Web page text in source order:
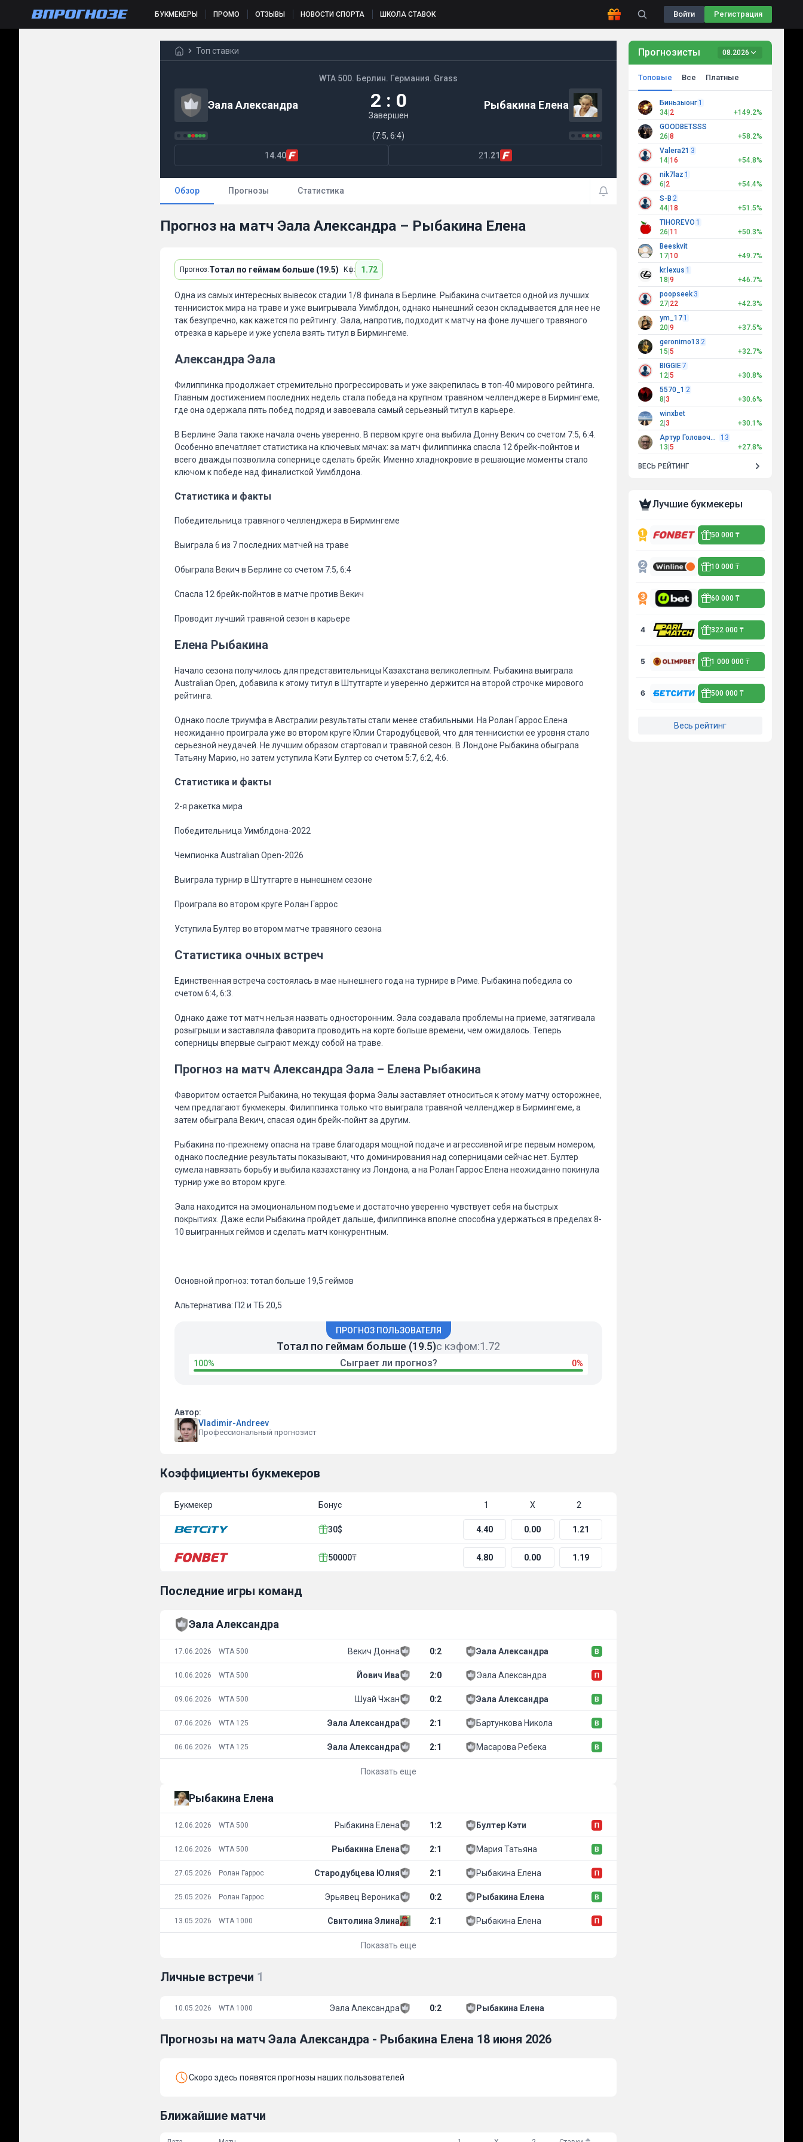
БУКМЕКЕРЫ ПРОМО ОТЗЫВЫ НОВОСТИ СПОРТА ШКОЛА СТАВОК Войти Регистрация
Топ ставки
WTA 500. Берлин. Германия. Grass
Эала Александра 2 : 0
Завершен
Рыбакина Елена
(7:5, 6:4)
1 4.40 21.21
Обзор Прогнозы Статистика
Прогноз на матч Эала Александра – Рыбакина Елена
Прогноз:Тотал по геймам больше (19.5) Кф: 1.72
Одна из самых интересных вывесок стадии 1/8 финала в Берлине. Рыбакина считается одной из лучших
теннисисток мира на траве и уже выигрывала Уимблдон, однако нынешний сезон складывается для нее не
так безупречно, как кажется по рейтингу. Эала, напротив, подходит к матчу на фоне лучшего травяного
отрезка в карьере и уже успела взять титул в Бирмингеме.
Александра Эала
Филиппинка продолжает стремительно прогрессировать и уже закрепилась в топ-40 мирового рейтинга.
Главным достижением последних недель стала победа на крупном травяном челленджере в Бирмингеме,
где она одержала пять побед подряд и завоевала самый серьезный титул в карьере.
В Берлине Эала также начала очень уверенно. В первом круге она выбила Донну Векич со счетом 7:5, 6:4.
Особенно впечатляет статистика на ключевых мячах: за матч филиппинка спасла 12 брейк-пойнтов и
всего дважды позволила сопернице сделать брейк. Именно хладнокровие в решающие моменты стало
ключом к победе над финалисткой Уимблдона.
Статистика и факты
Победительница травяного челленджера в Бирмингеме
Выиграла 6 из 7 последних матчей на траве
Обыграла Векич в Берлине со счетом 7:5, 6:4
Спасла 12 брейк-пойнтов в матче против Векич
Проводит лучший травяной сезон в карьере
Елена Рыбакина
Начало сезона получилось для представительницы Казахстана великолепным. Рыбакина выиграла
Australian Open, добавила к этому титул в Штутгарте и уверенно держится на второй строчке мирового
рейтинга.
Однако после триумфа в Австралии результаты стали менее стабильными. На Ролан Гаррос Елена
неожиданно проиграла уже во втором круге Юлии Стародубцевой, что для теннисистки ее уровня стало
серьезной неудачей. Не лучшим образом стартовал и травяной сезон. В Лондоне Рыбакина обыграла
Татьяну Марию, но затем уступила Кэти Бултер со счетом 5:7, 6:2, 4:6.
Статистика и факты
2-я ракетка мира
Победительница Уимблдона-2022
Чемпионка Australian Open-2026
Выиграла турнир в Штутгарте в нынешнем сезоне
Проиграла во втором круге Ролан Гаррос
Уступила Бултер во втором матче травяного сезона
Статистика очных встреч
Единственная встреча состоялась в мае нынешнего года на турнире в Риме. Рыбакина победила со
счетом 6:4, 6:3.
Однако даже тот матч нельзя назвать односторонним. Эала создавала проблемы на приеме, затягивала
розыгрыши и заставляла фаворита проводить на корте больше времени, чем ожидалось. Теперь
соперницы впервые сыграют между собой на траве.
Прогноз на матч Александра Эала – Елена Рыбакина
Фаворитом остается Рыбакина, но текущая форма Эалы заставляет относиться к этому матчу осторожнее,
чем предлагают букмекеры. Филиппинка только что выиграла травяной челленджер в Бирмингеме, а
затем обыграла Векич, спасая один брейк-пойнт за другим.
Рыбакина по-прежнему опасна на траве благодаря мощной подаче и агрессивной игре первым номером,
однако последние результаты показывают, что доминирования над соперницами сейчас нет. Бултер
сумела навязать борьбу и выбила казахстанку из Лондона, а на Ролан Гаррос Елена неожиданно покинула
турнир уже во втором круге.
Эала находится на эмоциональном подъеме и достаточно уверенно чувствует себя на быстрых
покрытиях. Даже если Рыбакина пройдет дальше, филиппинка вполне способна удержаться в пределах 8-
10 выигранных геймов и сделать матч конкурентным.
Основной прогноз: тотал больше 19,5 геймов
Альтернатива: П2 и ТБ 20,5
ПРОГНОЗ ПОЛЬЗОВАТЕЛЯ
Тотал по геймам больше (19.5)с кэфом:1.72
100% Сыграет ли прогноз? 0%
Автор:
Vladimir-Andreev
Профессиональный прогнозист
Коэффициенты букмекеров
Букмекер Бонус 1 Х 2
30$ 4.40 0.00 1.21
50000₸ 4.80 0.00 1.19
Последние игры команд
Эала Александра
17.06.2026 WTA 500 Векич Донна 0:2 Эала Александра
10.06.2026 WTA 500 Йович Ива 2:0 Эала Александра
09.06.2026 WTA 500 Шуай Чжан 0:2 Эала Александра
07.06.2026 WTA 125 Эала Александра 2:1 Бартункова Никола
06.06.2026 WTA 125 Эала Александра 2:1 Масарова Ребека
Показать еще
Рыбакина Елена
12.06.2026 WTA 500 Рыбакина Елена 1:2 Бултер Кэти
12.06.2026 WTA 500 Рыбакина Елена 2:1 Мария Татьяна
27.05.2026 Ролан Гаррос Стародубцева Юлия 2:1 Рыбакина Елена
25.05.2026 Ролан Гаррос Эрьявец Вероника 0:2 Рыбакина Елена
13.05.2026 WTA 1000 Свитолина Элина 2:1 Рыбакина Елена
Показать еще
Личные встречи 1
10.05.2026 WTA 1000 Эала Александра 0:2 Рыбакина Елена
Прогнозы на матч Эала Александра - Рыбакина Елена 18 июня 2026
Скоро здесь появятся прогнозы наших пользователей
Ближайшие матчи
Прогнозисты 08.2026
Топовые Все Платные
Биньзыонг 1
34 2
+149.2%
GOODBETSSS
26 8
+58.2%
Valera21 3
14 16
+54.8%
nik7laz 1
6 2
+54.4%
S-B 2
44 18
+51.5%
TIHOREVO 1
26 11
+50.3%
Beeskvit
17 10
+49.7%
kr.lexus 1
18 9
+46.7%
poopseek 3
27 22
+42.3%
ym_17 1
20 9
+37.5%
geronimo13 2
15 5
+32.7%
BIGGIE7
12 5
+30.8%
5570_1 2
8 3
+30.6%
winxbet
2 3
+30.1%
Артур Головочесов
13
13 5 +27.8%
ВЕСЬ РЕЙТИНГ
Лучшие букмекеры
50 000 ₸
10 000 ₸
60 000 ₸
4 322 000 ₸
5 1 000 000 ₸
6 500 000 ₸
Весь рейтинг